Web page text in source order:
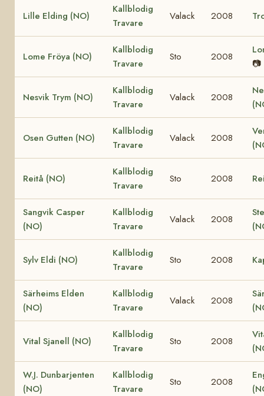
Lille Elding (NO)
Kallblodig
Travare
Valack 2008
Lome Fröya (NO)
Kallblodig
Travare
Sto 2008
📷
Nesvik Trym (NO)
Kallblodig
Travare
Valack 2008
Osen Gutten (NO)
Kallblodig
Travare
Valack 2008
Reitå (NO)
Kallblodig
Travare
Sto 2008
Sangvik Casper
(NO)
Kallblodig
Travare
Valack 2008
Sylv Eldi (NO)
Kallblodig
Travare
Sto 2008
Särheims Elden
(NO)
Kallblodig
Travare
Valack 2008
Vital Sjanell (NO)
Kallblodig
Travare
Sto 2008
W.J. Dunbarjenten
(NO)
Kallblodig
Travare
Sto 2008